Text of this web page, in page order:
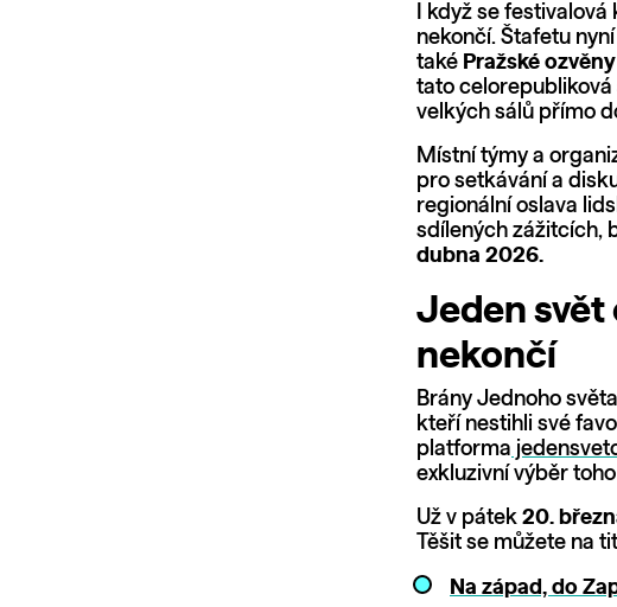
I když se
nekončí. Štafetu
také Pražské
tato
velkých sálů přímo
Místní týmy a
pro setkávání a
regionální oslava
sdílených zážitcích,
dubna 2026.
Jeden svět
nekončí
Brány Jednoho
kteří nestihli své
platforma
exkluzivní výběr
Už v pátek 20.
Těšit se můžete na
Na západ, do